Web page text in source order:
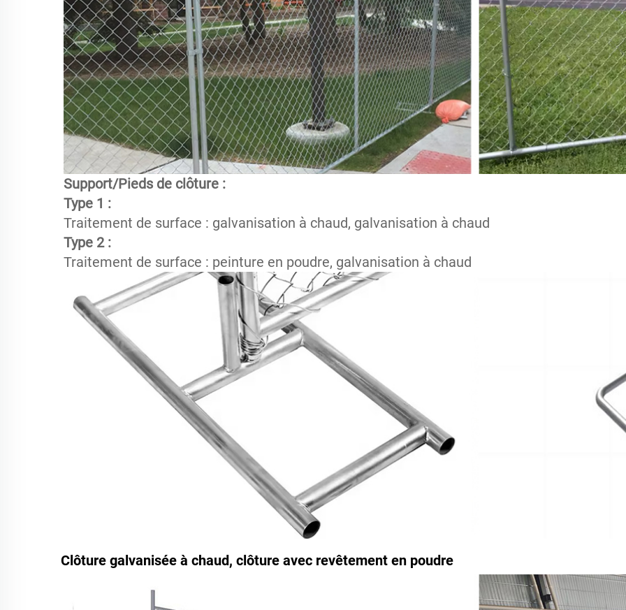
Support/Pieds de clôture :
Type 1 :
Traitement de surface : galvanisation à chaud, galvanisation à chaud
Type 2 :
Traitement de surface : peinture en poudre, galvanisation à chaud
Clôture galvanisée à chaud, clôture avec revêtement en poudre